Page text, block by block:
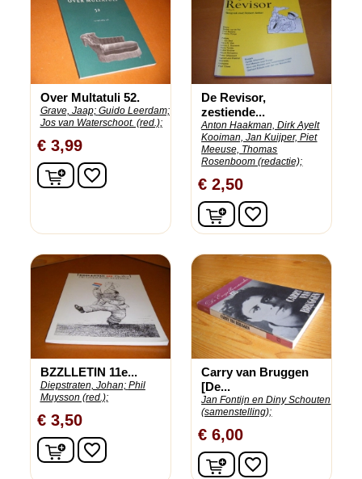
Over Multatuli 52.
Grave, Jaap; Guido Leerdam;
Jos van Waterschoot. (red.);
€ 3,99
In winkelwagen
favorite_border
De Revisor,
zestiende...
Anton Haakman, Dirk Ayelt
Kooiman, Jan Kuijper, Piet
Meeuse, Thomas
Rosenboom (redactie);
€ 2,50
In winkelwagen
favorite_border
BZZLLETIN 11e...
Diepstraten, Johan; Phil
Muysson (red.);
€ 3,50
In winkelwagen
favorite_border
Carry van Bruggen
[De...
Jan Fontijn en Diny Schouten
(samenstelling);
€ 6,00
In winkelwagen
favorite_border